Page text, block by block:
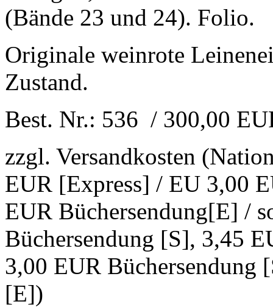
(Bände 23 und 24). Folio.
Originale weinrote
Zustand.
Best. Nr.: 536 / 300,00
zzgl. Versandkosten
EUR [Express] / EU 3,00
EUR Büchersendung[E] /
Büchersendung [S], 3,45
3,00 EUR Büchersendung
[E])